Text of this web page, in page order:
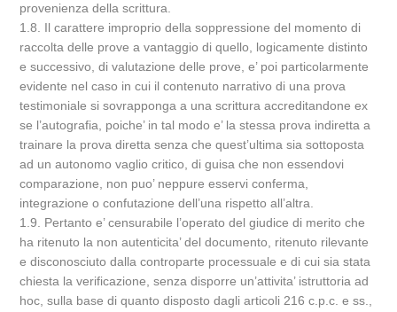
provenienza della scrittura.
1.8. Il carattere improprio della soppressione del momento di
raccolta delle prove a vantaggio di quello, logicamente distinto
e successivo, di valutazione delle prove, e’ poi particolarmente
evidente nel caso in cui il contenuto narrativo di una prova
testimoniale si sovrapponga a una scrittura accreditandone ex
se l’autografia, poiche’ in tal modo e’ la stessa prova indiretta a
trainare la prova diretta senza che quest’ultima sia sottoposta
ad un autonomo vaglio critico, di guisa che non essendovi
comparazione, non puo’ neppure esservi conferma,
integrazione o confutazione dell’una rispetto all’altra.
1.9. Pertanto e’ censurabile l’operato del giudice di merito che
ha ritenuto la non autenticita’ del documento, ritenuto rilevante
e disconosciuto dalla controparte processuale e di cui sia stata
chiesta la verificazione, senza disporre un’attivita’ istruttoria ad
hoc, sulla base di quanto disposto dagli articoli 216 c.p.c. e ss.,